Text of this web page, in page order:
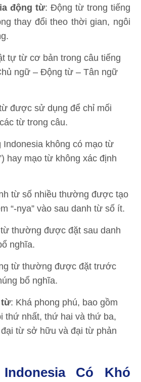
động từ: Động từ trong tiếng
thay đổi theo thời gian, ngôi
tự từ cơ bản trong câu tiếng
ngữ – Động từ – Tân ngữ
được sử dụng để chỉ mối
từ trong câu.
Indonesia không có mạo từ
hay mạo từ không xác định
từ số nhiều thường được tạo
“-nya” vào sau danh từ số ít.
thường được đặt sau danh
nghĩa.
từ thường được đặt trước
bổ nghĩa.
từ: Khá phong phú, bao gồm
thứ nhất, thứ hai và thứ ba,
từ sở hữu và đại từ phản
Có Khó